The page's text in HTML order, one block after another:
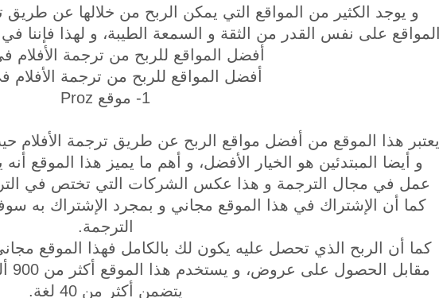
و يوجد الكثير من المواقع التي يمكن الربح من خلالها عن
المواقع على نفس القدر من الثقة و السمعة الطيبة، و لهذا
أفضل المواقع للربح من ترجمة الأفلام في
أفضل المواقع للربح من ترجمة الأفلام في
1- موقع Proz
يعتبر هذا الموقع من أفضل مواقع الربح عن طريق ترجمة الأفلام
و أيضا المبتدئين هو الخيار الأفضل، و أهم ما يميز هذا الموقع
عمل في مجال الترجمة و هذا عكس الشركات التي تختص في
كما أن الإشتراك في هذا الموقع مجاني و بمجرد الإشتراك
الترجمة.
كما أن الربح الذي تحصل عليه يكون لك بالكامل فهذا الموقع
يتضمن أكثر من 40 لغة.